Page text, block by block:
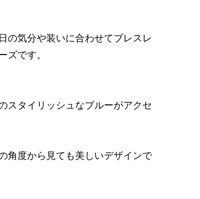
の気分や装いに合わせてブレスレ
です。
スタイリッシュなブルーがアクセ
角度から見ても美しいデザインで